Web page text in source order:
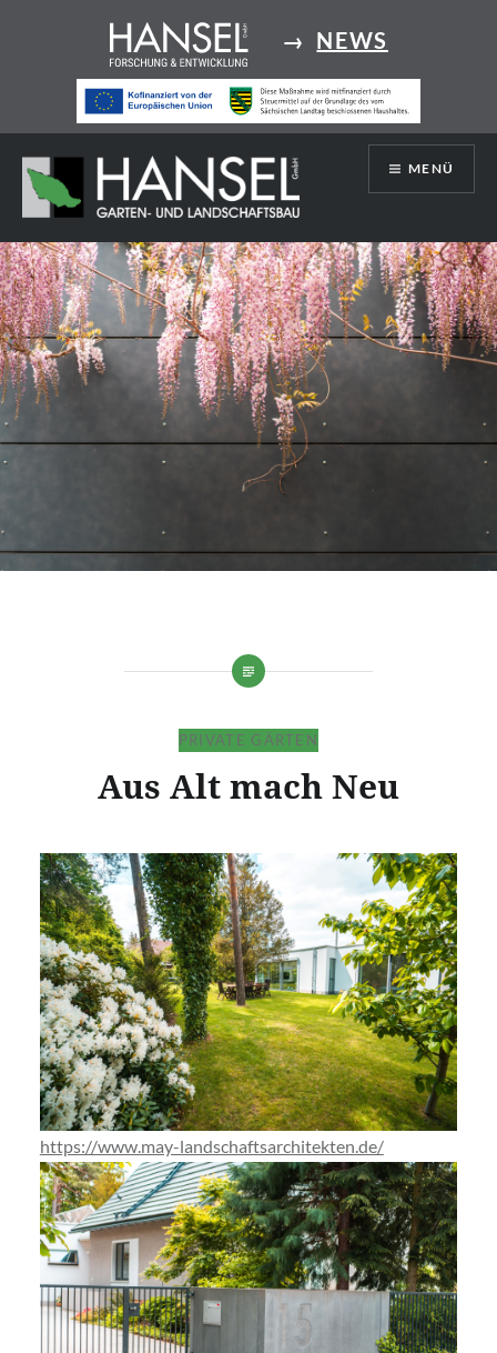
→ NEWS
Hansel
MENÜ
PRIVATE GÄRTEN
Aus Alt mach Neu
https://www.may-landschaftsarchitekten.de/